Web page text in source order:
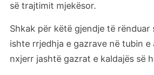
së trajtimit mjekësor.
Shkak për këtë gjendje të rënduar
ishte rrjedhja e gazrave në tubin e
nxjerr jashtë gazrat e kaldajës së